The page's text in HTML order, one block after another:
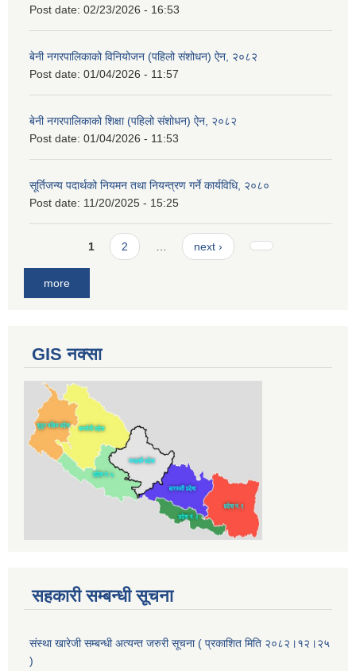
Post date: 02/23/2026 - 16:53
बेनी नगरपालिकाको विनियोजन (पहिलो संशोधन) ऐन, २०८२
Post date: 01/04/2026 - 11:57
बेनी नगरपालिकाको शिक्षा (पहिलो संशोधन) ऐन, २०८२
Post date: 01/04/2026 - 11:53
सूर्तिजन्य पदार्थको नियमन तथा नियन्त्रण गर्ने कार्यविधि, २०८०
Post date: 11/20/2025 - 15:25
Pages1 2 next ›
more
GIS नक्सा
सहकारी सम्बन्धी सूचना
संस्था खारेजी सम्बन्धी अत्यन्त जरुरी सूचना ( प्रकाशित मिति २०८२।१२।२५
)